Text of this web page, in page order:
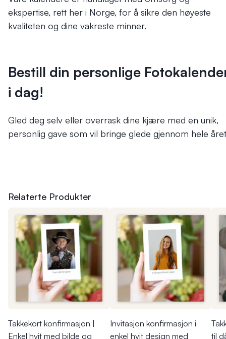
ekspertise, rett her i Norge, for å sikre den høyeste
kvaliteten og dine vakreste minner.
Bestill din personlige
i dag!
Gled deg selv eller overrask dine kjære med en unik,
personlig gave som vil bringe glede gjennom hele
Relaterte Produkter
Takkekort konfirmasjon |
Enkel hvit med bilde og
Invitasjon konfirmasjon i
enkel hvit design med
til